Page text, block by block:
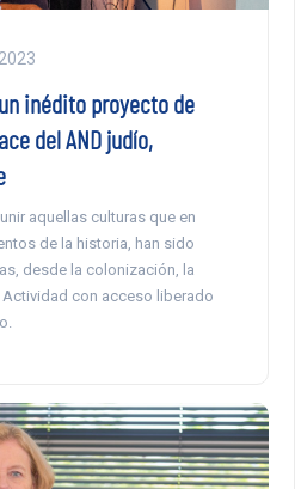
inédito proyecto de
del AND judío,
aquellas culturas que en
de la historia, han sido
desde la colonización, la
con acceso liberado